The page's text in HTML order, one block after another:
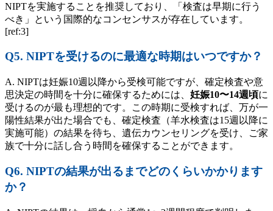
NIPTを実施することを推奨しており、「検査は早期に行う
べき」という国際的なコンセンサスが存在しています。
[ref:3]
Q5. NIPTを受けるのに最適な時期はいつですか？
A. NIPTは妊娠10週以降から受検可能ですが、確定検査や意
思決定の時間を十分に確保するためには、 妊娠10〜14週頃に
受けるのが最も理想的です。この時期に受検すれば、万が一
陽性結果が出た場合でも、確定検査（羊水検査は15週以降に
実施可能）の結果を待ち、遺伝カウンセリングを受け、ご家
族で十分に話し合う時間を確保することができます。
Q6. NIPTの結果が出るまでどのくらいかかります
か？